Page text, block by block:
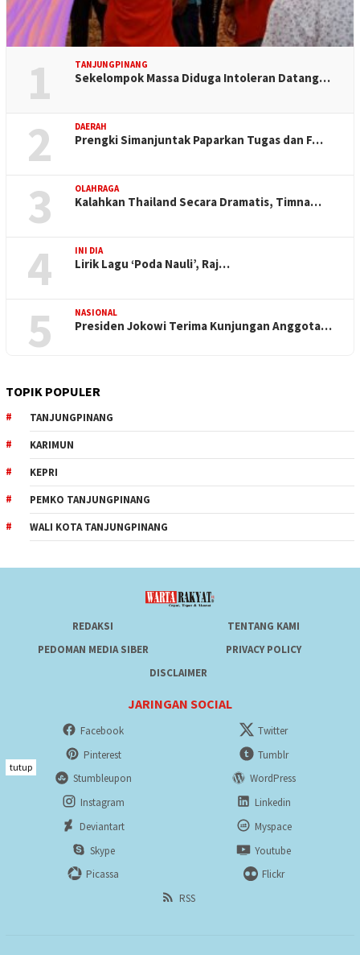
1 TANJUNGPINANG
Sekelompok Massa Diduga Intoleran Datang…
2 DAERAH
Prengki Simanjuntak Paparkan Tugas dan F…
3 OLAHRAGA
Kalahkan Thailand Secara Dramatis, Timna…
4 INI DIA
Lirik Lagu ‘Poda Nauli’, Raj…
5 NASIONAL
Presiden Jokowi Terima Kunjungan Anggota…
TOPIK POPULER
TANJUNGPINANG
KARIMUN
KEPRI
PEMKO TANJUNGPINANG
WALI KOTA TANJUNGPINANG
REDAKSI
TENTANG KAMI
PEDOMAN MEDIA SIBER
PRIVACY POLICY
DISCLAIMER
JARINGAN SOCIAL
Facebook
Twitter
Pinterest
Tumblr
Stumbleupon
WordPress
Instagram
Linkedin
Deviantart
Myspace
Skype
Youtube
Picassa
Flickr
RSS
tutup